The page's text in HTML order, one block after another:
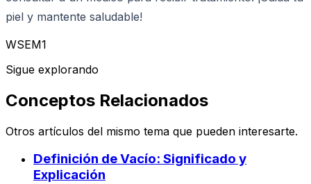
piel y mantente saludable!
WSEM1
Sigue explorando
Conceptos Relacionados
Otros artículos del mismo tema que pueden interesarte.
Definición de Vacío: Significado y
Explicación